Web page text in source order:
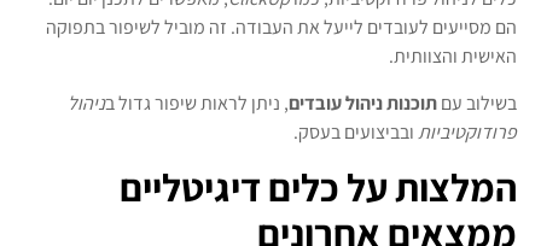
הם מסייעים לעובדים לייעל את העבודה. זה מוביל לשיפור בתפוקה
האישית והצוותית.
בשילוב עםתוכנות ניהול עובדים, ניתן לראות שיפור גדול בניהול
פרודוקטיביותובביצועים בעסק.
המלצות על כלים דיגיטליים
ממצאים אחרונים